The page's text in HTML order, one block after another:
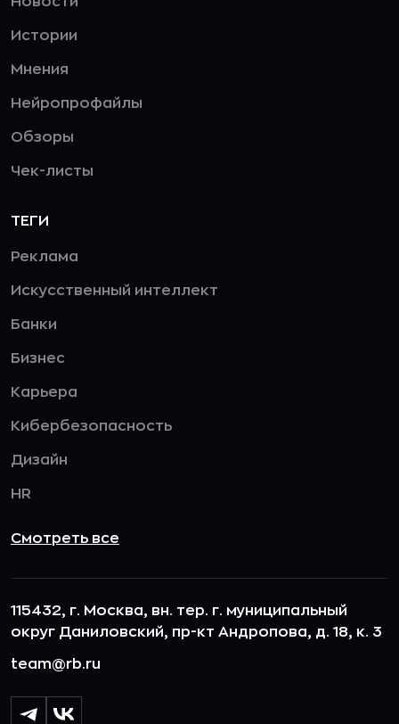
Истории
Мнения
Нейропрофайлы
Обзоры
Чек-листы
ТЕГИ
Реклама
Искусственный интеллект
Банки
Бизнес
Карьера
Кибербезопасность
Дизайн
HR
Смотреть все
115432, г. Москва, вн. тер. г. муниципальный
округ Даниловский, пр-кт Андропова, д. 18, к. 3
team@rb.ru